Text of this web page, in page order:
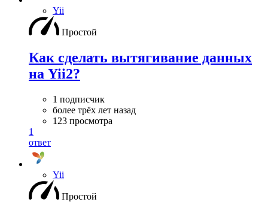
Yii
Простой
Как сделать вытягивание данных
на Yii2?
1 подписчик
более трёх лет назад
123 просмотра
1
ответ
Yii
Простой